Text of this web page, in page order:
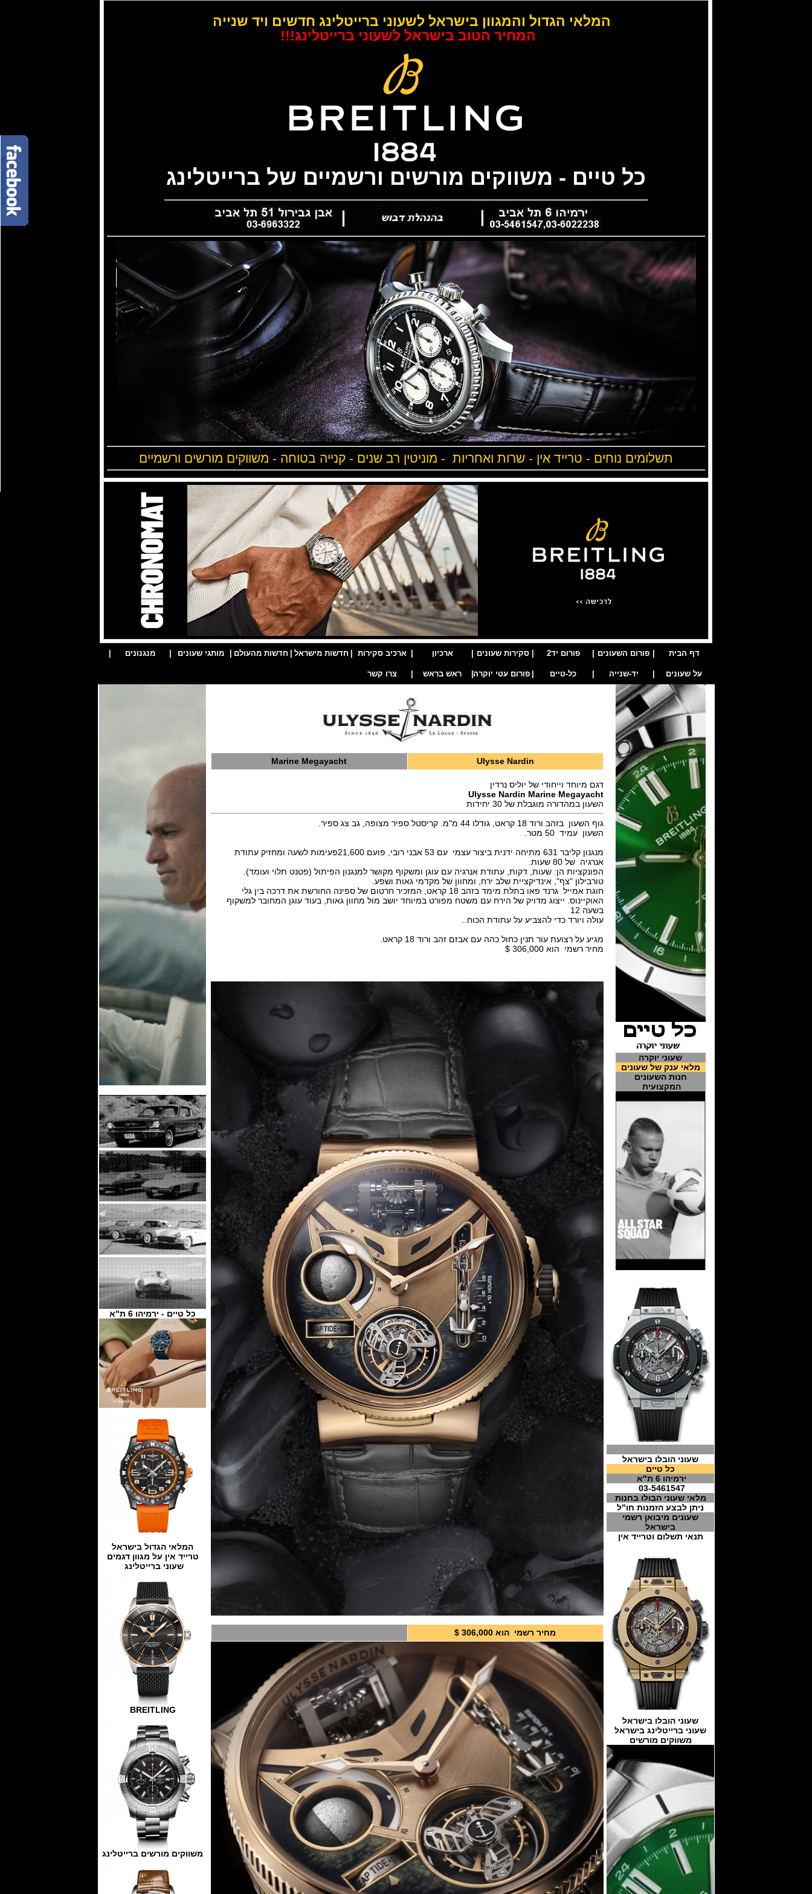
המלאי הגדול והמגוון בישראל לשעוני ברייטלינג חדשים ויד שנייה
המחיר הטוב בישראל לשעוני ברייטלינג!!!
כל טיים - משווקים מורשים ורשמיים של ברייטלינג
תשלומים נוחים - טרייד אין - שרות ואחריות - מוניטין רב שנים - קנייה בטוחה - משווקים מורשים ורשמיים
דף הבית פורום השעונים פורום יד2 סקירות שעונים ארכיון ארכיב סקירות חדשות מישראל חדשות מהעולם מותגי שעונים מנגנונים
על שעונים יד-שנייה כל-טיים פורום עטי יוקרה ראש בראש צרו קשר
שעוני יוקרה
מלאי ענק של שעונים
חנות השעונים
המקצועית
שעוני הובלו בישראל
כל טיים
ירמיהו 6 ת"א
03-5461547
מלאי שעוני הבולו בחנות
ניתן לבצע הזמנות חו"ל
שעונים מיבואן רשמי
בישראל
תנאי תשלום וטרייד אין
שעוני הובלו בישראל
שעוני ברייטלינג בישראל
משווקים מורשים
Ulysse Nardin
Marine Megayacht
דגם מיוחד וייחודי של יוליס נרדין
Ulysse Nardin Marine Megayacht
השעון במהדורה מוגבלת של 30 יחידות
גוף השעון בזהב ורוד 18 קראט, גודלו 44 מ"מ. קריסטל ספיר מצופה, גב צג ספיר.
השעון עמיד 50 מטר.
מנגנון קליבר 631 מתיחה ידנית ביצור עצמי עם 53 אבני רובי, פועם 21,600פעימות לשעה ומחזיק עתודת
אנרגיה של 80 שעות.
הפונקציות הן: שעות, דקות, עתודת אנרגיה עם עוגן ומשקוף מקושר למנגנון הפיתול (פטנט תלוי ועומד).
טורבילון "צף", אינדיקציית שלב ירח, ומחוון של מקדמי גאות ושפע.
חוגת אמייל גרנד פאו בתלת מימד בזהב 18 קראט, המזכיר חרטום של ספינה החורשת את דרכה בין גלי
האוקיינוס. ייצוג מדויק של הירח עם משטח מפורט במיוחד יושב מול מחוון גאות, בעוד עוגן המחובר למשקוף
בשעה 12
עולה ויורד כדי להצביע על עתודת הכוח..
מגיע על רצועת עור תנין כחול כהה עם אבזם זהב ורוד 18 קראט.
מחיר רשמי הוא 306,000 $
מחיר רשמי הוא 306,000 $
כל טיים - ירמיהו 6 ת"א
המלאי הגדול בישראל
טרייד אין על מגוון דגמים
שעוני ברייטלינג
BREITLING
משווקים מורשים ברייטלינג